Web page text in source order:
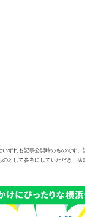
ずれも記事公開時のものです。
として参考にしていただき、店